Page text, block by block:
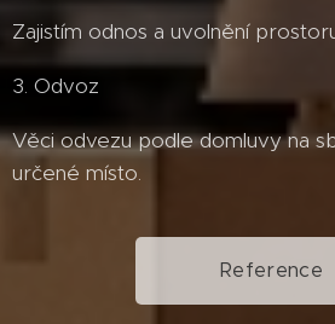
Zajistím odnos a uvolnění
3. Odvoz
Věci odvezu podle domluvy na
určené místo.
Reference